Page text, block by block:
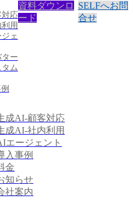
応
用
ェ
ー
ム
資料ダウンロ
ード
SELFへお問
合せ
成AI-顧客対応
成AI-社内利用
エージェント
入事例
金
知らせ
社案内